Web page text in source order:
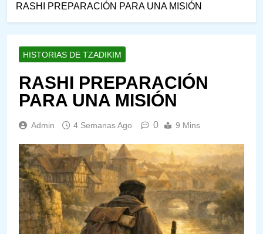
RASHI PREPARACIÓN PARA UNA MISIÓN
HISTORIAS DE TZADIKIM
RASHI PREPARACIÓN
PARA UNA MISIÓN
Admin 4 Semanas Ago 0 9 Mins